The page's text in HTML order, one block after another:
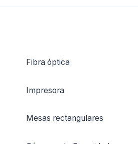
Fibra óptica
Impresora
Mesas rectangulares